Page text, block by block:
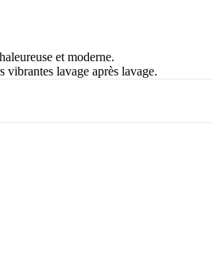
et moderne.
vibrantes lavage après lavage.